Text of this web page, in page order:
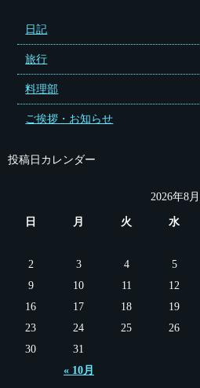
日記
旅行
料理部
ご挨拶・お知らせ
投稿日カレンダー
2026年8月
日 月 火 水
« 10月
2
3 4 5
9
10 11 12
16
17 18 19
23
24 25 26
30
31